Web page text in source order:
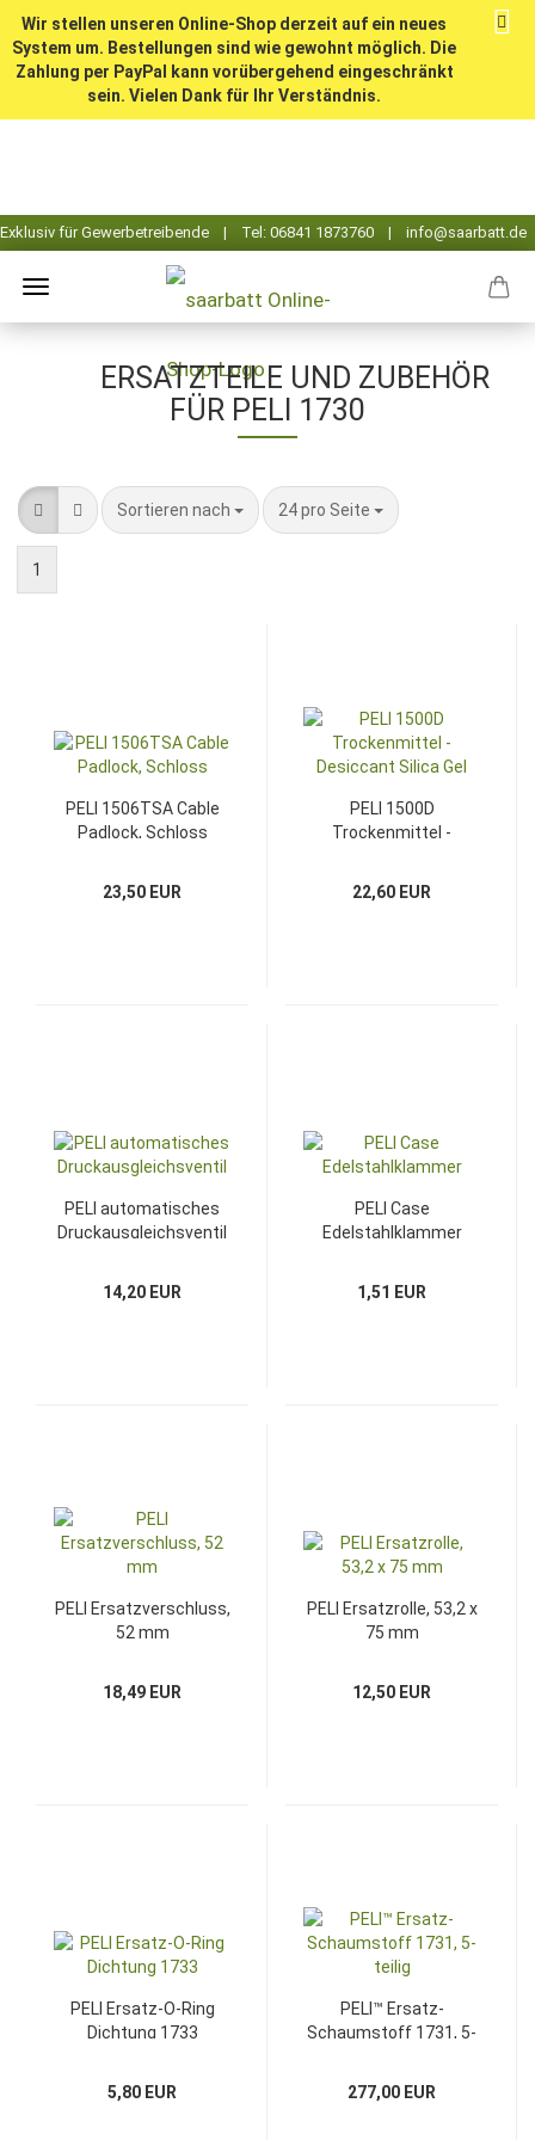
Wir stellen unseren Online-Shop derzeit auf ein neues
System um. Bestellungen sind wie gewohnt möglich. Die
Zahlung per PayPal kann vorübergehend eingeschränkt
sein. Vielen Dank für Ihr Verständnis.
ERSATZTEILE UND ZUBEHÖR
FÜR PELI 1730
Sortieren nach
Sortieren nach 24 pro Seite
pro Seite
1
PELI 1506TSA Cable
Padlock, Schloss
23,50 EUR
PELI 1500D
Trockenmittel -
22,60 EUR
PELI automatisches
Druckausgleichsventil
14,20 EUR
PELI Case
Edelstahlklammer
1,51 EUR
PELI Ersatzverschluss,
52 mm
18,49 EUR
PELI Ersatzrolle, 53,2 x
75 mm
12,50 EUR
PELI Ersatz-O-Ring
Dichtung 1733
5,80 EUR
PELI™ Ersatz-
Schaumstoff 1731, 5-
277,00 EUR